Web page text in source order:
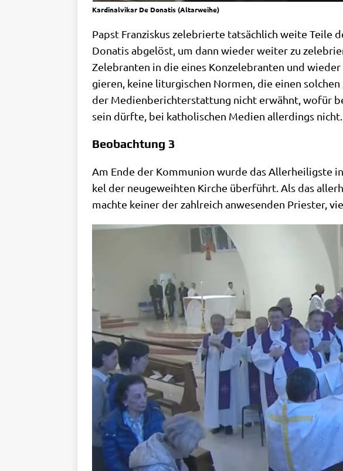
Kar­di­nal­vi­kar De Dona­tis (Altar­wei­he)
Papst Fran­zis­kus zele­brier­te tat­säch­lich wei­te Tei­le
Dona­tis abge­löst, um dann wie­der wei­ter zu
Zele­bran­ten in die eines Kon­ze­le­bran­ten und
gie­ren, kei­ne lit­ur­gi­schen Nor­men, die einen
der Medi­en­be­richt­erstat­tung nicht erwähnt, wofür
sein dürf­te, bei katho­li­schen Medi­en aller­dings nicht.
Beobachtung 3
Am Ende der Kom­mu­ni­on wur­de das Aller­hei­lig­ste
kel der neu­ge­weih­ten Kir­che über­führt. Als das
mach­te kei­ner der zahl­reich anwe­sen­den Prie­ster,